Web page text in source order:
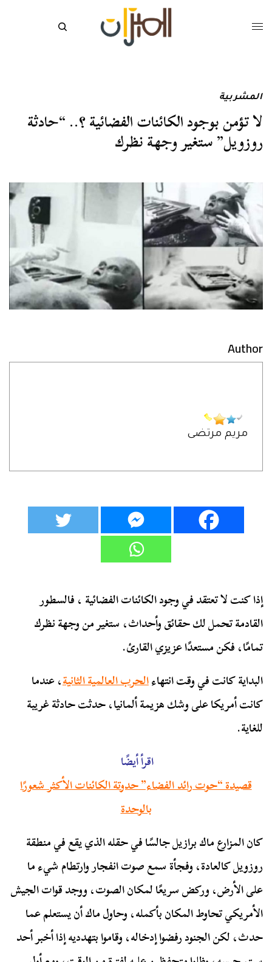
المشربية
لا تؤمن بوجود الكائنات الفضائية ؟.. “حادثة
روزويل” ستغير وجهة نظرك
Author
مريم مرتضى
إذا كنت لا تعتقد في وجود الكائنات الفضائية ، فالسطور
القادمة تحمل لك حقائق وأحداث، ستغير من وجهة نظرك
تمامًا، فكن مستعدًا عزيزي القارئ.
البداية كانت في وقت انتهاءالحرب العالمية الثانية، عندما
كانت أمريكا على وشك هزيمة ألمانيا، حدثت حادثة غريبة
للغاية.
اقرأ أيضًا
قصيدة “حوت رائد الفضاء” حدوتة الكائنات الأكثر شعورًا
بالوحدة
كان المزارع ماك برازيل جالسًا في حقله الذي يقع في منطقة
روزويل كالعادة، وفجأة سمع صوت انفجار وارتطام شيء ما
على الأرض، وركض سريعًا لمكان الصوت، ووجد قوات الجيش
الأمريكي تحاوط المكان بأكمله، وحاول ماك أن يستعلم عما
حدث، لكن الجنود رفضوا إدخاله، وقاموا بتهدديه إذا أخبر أحد